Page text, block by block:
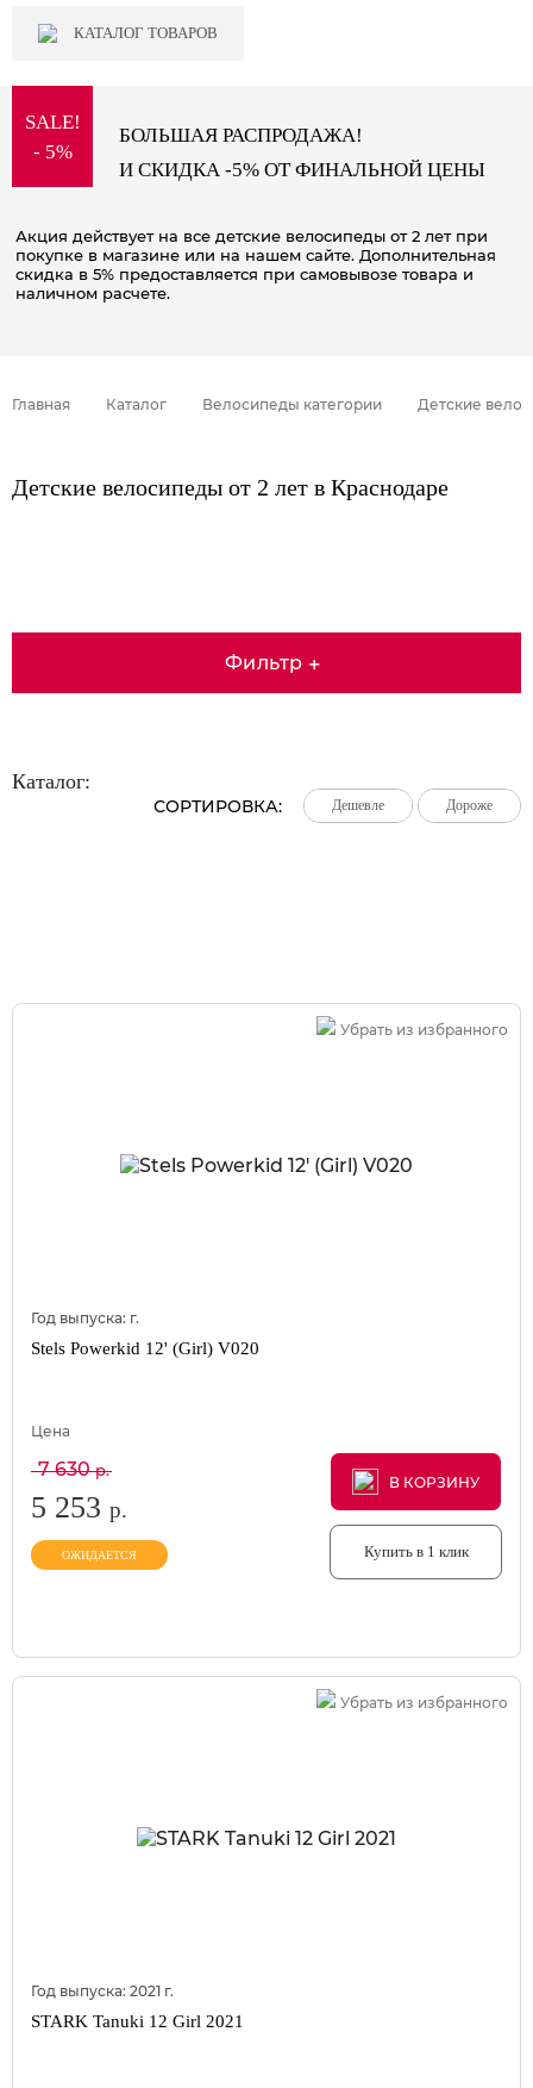
КАТАЛОГ ТОВАРОВ
SALE!
- 5%
БОЛЬШАЯ РАСПРОДАЖА!
И СКИДКА -5% ОТ ФИНАЛЬНОЙ ЦЕНЫ
Акция действует на все детские велосипеды от 2 лет при
покупке в магазине или на нашем сайте. Дополнительная
скидка в 5% предоставляется при самовывозе товара и
наличном расчете.
Главная Каталог Велосипеды категории Детские
Детские велосипеды от 2 лет в Краснодаре
Фильтр +
Каталог:
СОРТИРОВКА: Дешевле
Дешевле
Дешевле Дороже
Дороже
Дороже
Убрать из избранного
Год выпуска: г.
Stels Powerkid 12' (Girl) V020
Цена
7 630р.
5 253 р.
ОЖИДАЕТСЯ
В КОРЗИНУ
В КОРЗИНУ
В КОРЗИНУ
Купить в 1 клик
Убрать из избранного
Год выпуска: 2021 г.
STARK Tanuki 12 Girl 2021